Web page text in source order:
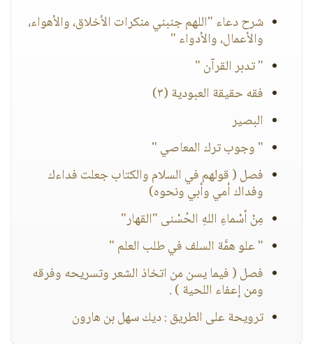
شرح دعاء "اللهم جنبني منكرات الأخلاق، والأهواء،
والأعمال، والأدواء "
" تدبر القرآن "
فقه حقيقة العبودية (٣)
البصير
" وجوب ترك المعاصي "
فصل ( قولهم في السلام والكتاب جعلت فداءك
وفداك أمي وأبي ونحوه)
مِنْ أسْماءِ اللهِ الحُسْنى "القهار"
" علو همَّة السلف في طلب العلم "
فصل ( فيما يسن من اتخاذ الشعر وتسريحه وفرقه
ومن إعفاء اللحية ) .
ترويحة على الطريق : ديك سهل بن هارون